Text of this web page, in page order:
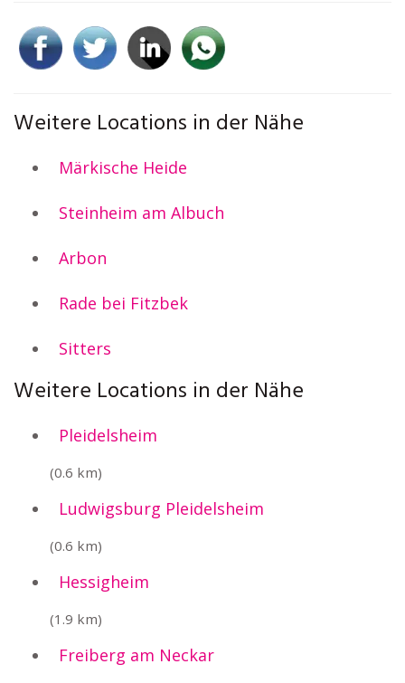
Weitere Locations in der Nähe
Märkische Heide
Steinheim am Albuch
Arbon
Rade bei Fitzbek
Sitters
Weitere Locations in der Nähe
Pleidelsheim
(0.6 km)
Ludwigsburg Pleidelsheim
(0.6 km)
Hessigheim
(1.9 km)
Freiberg am Neckar